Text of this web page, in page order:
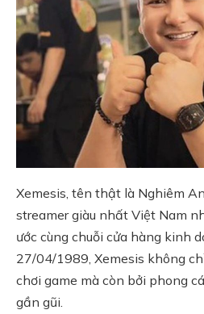
Xemesis, tên thật là Nghiêm
streamer giàu nhất Việt Nam
ước cùng chuỗi cửa hàng kinh
27/04/1989, Xemesis không
chơi game mà còn bởi phong
gần gũi.